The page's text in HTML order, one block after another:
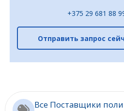
+375 29 681 88
Отправить запрос
Все Поставщики